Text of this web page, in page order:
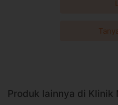
Produk lainnya di Klinik